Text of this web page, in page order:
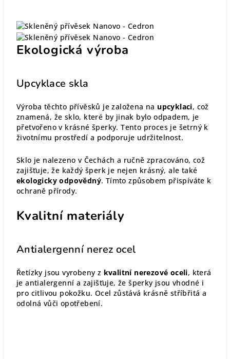
Ekologická výroba
Upcyklace skla
Výroba těchto přívěsků je založena na upcyklaci, což
znamená, že sklo, které by jinak bylo odpadem, je
přetvořeno v krásné šperky. Tento proces je šetrný k
životnímu prostředí a podporuje udržitelnost.
Sklo je nalezeno v Čechách a ručně zpracováno, což
zajišťuje, že každý šperk je nejen krásný, ale také
ekologicky odpovědný. Tímto způsobem přispíváte k
ochraně přírody.
Kvalitní materiály
Antialergenní nerez ocel
Řetízky jsou vyrobeny z kvalitní nerezové oceli, která
je antialergenní a zajišťuje, že šperky jsou vhodné i
pro citlivou pokožku. Ocel zůstává krásně stříbřitá a
odolná vůči opotřebení.